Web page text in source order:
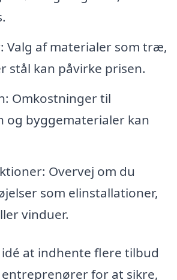
Valg af materialer som træ,
stål kan påvirke prisen.
Omkostninger til
og byggematerialer kan
Overvej om du
som elinstallationer,
vinduer.
at indhente flere tilbud
for at sikre,